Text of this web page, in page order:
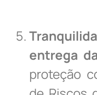
entrega
proteção